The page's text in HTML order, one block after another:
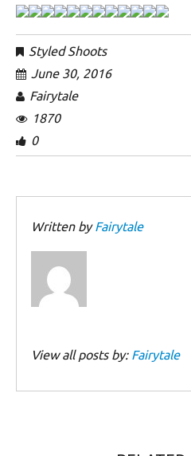
Styled Shoots
June 30, 2016
Fairytale
1870
0
Written byFairytale
View all posts by: Fairytale